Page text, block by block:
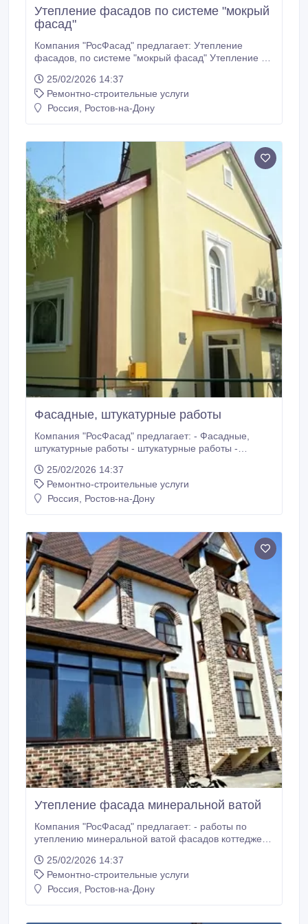
Утепление фасадов по системе "мокрый
фасад"
Компания "РосФасад" предлагает: Утепление
фасадов, по системе "мокрый фасад" Утепление и
мокрый фасад - Утепление фасадов пенопластом -
Утепление фасадов минватой Утепление стен и
фасадов На сегодня утепление стало не роскошью
25/02/2026 14:37
Ремонтно-строительные услуги
Россия, Ростов-на-Дону
Фасадные, штукатурные работы
Компания "РосФасад" предлагает: - Фасадные,
штукатурные работы - штукатурные работы -
Штукатурно-малярные работы. - Нанесение
штукатурки типа "короед - оштукатуривание
фасадов - наружная штукатурка - строительные
25/02/2026 14:37
Ремонтно-строительные услуги
Россия, Ростов-на-Дону
Утепление фасада минеральной ватой
Компания "РосФасад" предлагает: - работы по
утеплению минеральной ватой фасадов коттеджей,
Отделка минеральными штукатурками, - Фасадные
работы, Утепление домов - Наружное утепление
квартир, Утепление фасада минеральной ватой
25/02/2026 14:37
Ремонтно-строительные услуги
Россия, Ростов-на-Дону